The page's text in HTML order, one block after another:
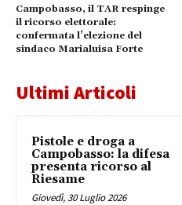
Campobasso, il TAR respinge
il ricorso elettorale:
confermata l’elezione del
sindaco Marialuisa Forte
Ultimi Articoli
Pistole e droga a
Campobasso: la difesa
presenta ricorso al
Riesame
Giovedì, 30 Luglio 2026